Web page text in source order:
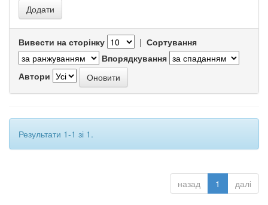
Вивести на сторінку | Сортування
Впорядкування
Автори
Результати 1-1 зі 1.
назад 1 далі